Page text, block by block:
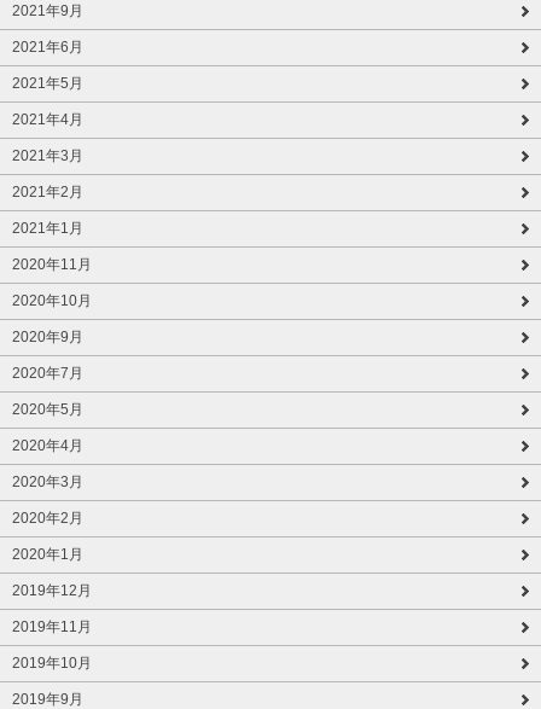
2021年9月
2021年6月
2021年5月
2021年4月
2021年3月
2021年2月
2021年1月
2020年11月
2020年10月
2020年9月
2020年7月
2020年5月
2020年4月
2020年3月
2020年2月
2020年1月
2019年12月
2019年11月
2019年10月
2019年9月